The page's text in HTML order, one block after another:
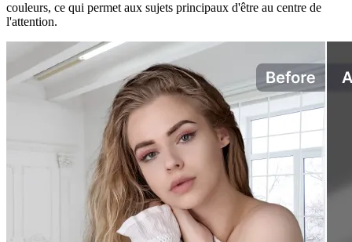
couleurs, ce qui permet aux sujets principaux d'être au centre de
l'attention.